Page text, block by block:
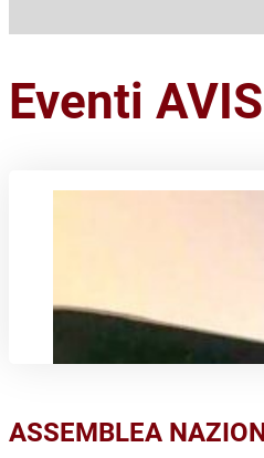
Eventi AVIS
ASSEMBLEA